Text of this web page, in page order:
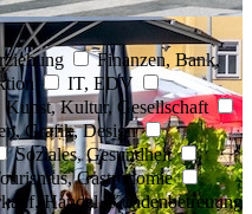
Finanzen, Bank,
IT, EDV
Kunst, Kultur, Gesellschaft
Grafik, Design
Soziales, Gesundheit
Gastronomie
Handel, Kundenbetreuung